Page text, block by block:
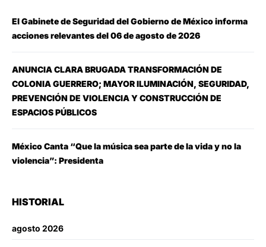
El Gabinete de Seguridad del Gobierno de México informa
acciones relevantes del 06 de agosto de 2026
ANUNCIA CLARA BRUGADA TRANSFORMACIÓN DE
COLONIA GUERRERO; MAYOR ILUMINACIÓN, SEGURIDAD,
PREVENCIÓN DE VIOLENCIA Y CONSTRUCCIÓN DE
ESPACIOS PÚBLICOS
México Canta “Que la música sea parte de la vida y no la
violencia”: Presidenta
HISTORIAL
agosto 2026